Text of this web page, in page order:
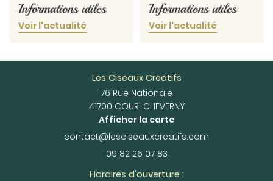
Informations utiles
Voir l'actualité
Informations utiles
Voir l'actualité
Les Ciseaux Creatifs
76 Rue Nationale
41700 COUR-CHEVERNY
Afficher la carte
09 82 26 07 83
Horaires d'ouverture :